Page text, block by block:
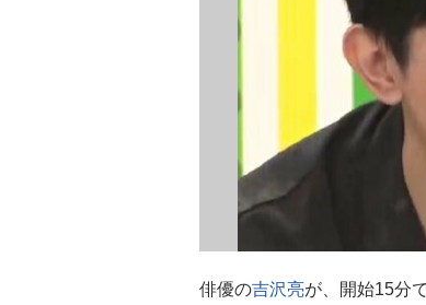
俳優の吉沢亮が、開始15分